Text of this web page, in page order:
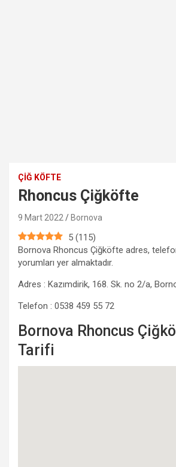
ÇIĞ KÖFTE
Rhoncus Çiğköfte
9 Mart 2022 Bornova
5 (115)
Bornova Rhoncus Çiğköfte adres,
yorumları yer almaktadır.
Adres : Kazımdirik, 168. Sk. no 2/a,
Telefon : 0538 459 55 72
Bornova Rhoncus
Tarifi